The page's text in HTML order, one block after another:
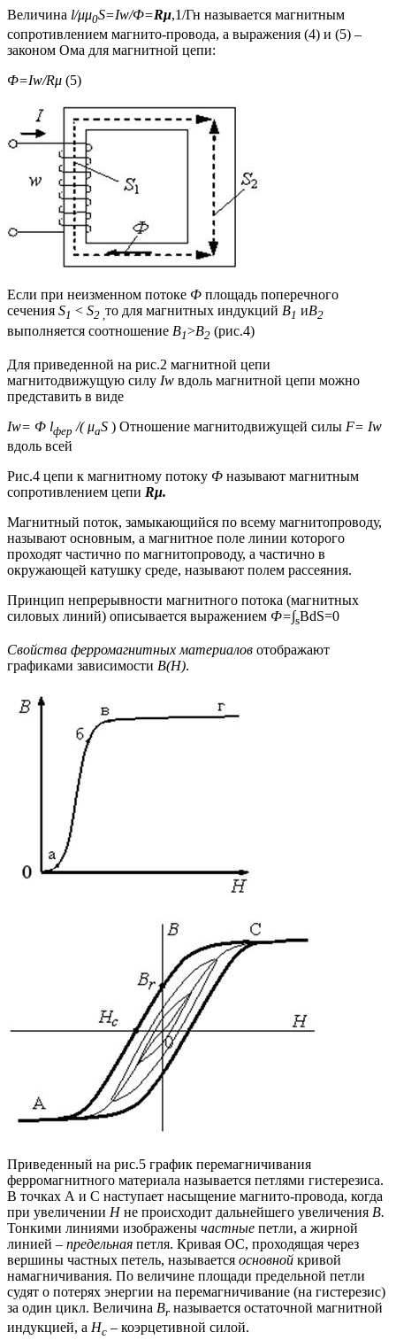
Величина l/μμ0S=Iw/Ф=Rμ,1/Гн называется магнитным
сопротивлением магнито-провода, а выражения (4) и (5) –
законом Ома для магнитной цепи:
Ф=Iw/Rμ (5)
Если при неизменном потоке Ф площадь поперечного
сечения S1 < S2 ,то для магнитных индукций B1 иB2
выполняется соотношение B1>B2 (рис.4)
Для приведенной на рис.2 магнитной цепи
магнитодвижущую силу Iw вдоль магнитной цепи можно
представить в виде
Iw= Ф lфер /( μаS ) Отношение магнитодвижущей силы F= Iw
вдоль всей
Рис.4 цепи к магнитному потоку Ф называют магнитным
сопротивлением цепи Rμ.
Магнитный поток, замыкающийся по всему магнитопроводу,
называют основным, а магнитное поле линии которого
проходят частично по магнитопроводу, а частично в
окружающей катушку среде, называют полем рассеяния.
Принцип непрерывности магнитного потока (магнитных
силовых линий) описывается выражением Ф=∫sBdS=0
Свойства ферромагнитных материалов отображают
графиками зависимости B(H).
Приведенный на рис.5 график перемагничивания
ферромагнитного материала называется петлями гистерезиса.
В точках А и С наступает насыщение магнито-провода, когда
при увеличении Hне происходит дальнейшего увеличения B.
Тонкими линиями изображены частные петли, а жирной
линией – предельная петля. Кривая ОС, проходящая через
вершины частных петель, называется основной кривой
намагничивания. По величине площади предельной петли
судят о потерях энергии на перемагничивание (на гистерезис)
за один цикл. Величина Br называется остаточной магнитной
индукцией, а Hс – коэрцетивной силой.